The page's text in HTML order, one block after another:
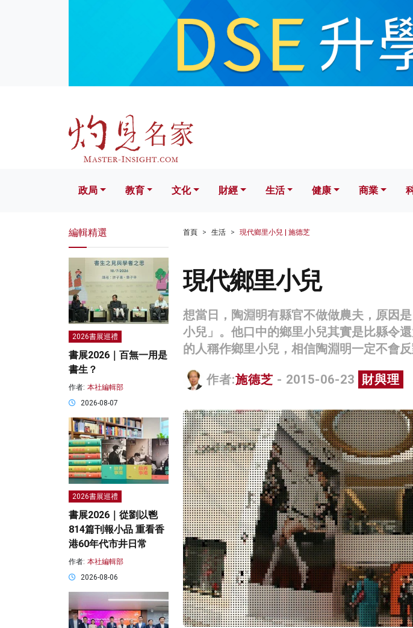
文化 財經 生活 健康
政局 教育 文化 財經 生活 健康 商業
首頁 生活 現代鄉里小兒 | 施德芝
現代鄉里小兒
想當日，陶淵明有縣官不做做農夫，原因
小兒」。他口中的鄉里小兒其實是比縣令
的人稱作鄉里小兒，相信陶淵明一定不會反
作者:施德芝 - 2015-06-23 財與理
編輯精選
2026書展巡禮
書展2026｜百無一用是
書生？
作者: 本社編輯部
2026-08-07
2026書展巡禮
書展2026｜從劉以鬯
814篇刊報小品 重看香
港60年代市井日常
作者: 本社編輯部
2026-08-06